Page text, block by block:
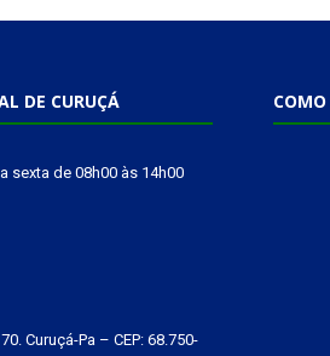
DE CURUÇÁ
sexta de 08h00 às 14h00
Curuçá-Pa – CEP: 68.750-
COMO